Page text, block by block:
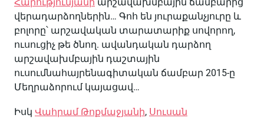
վերադարձողներին… Գոհ են յուրաքանչյուրը և
բոլորը՝ արշավական տարատարիք սովորող,
ուսուցիչ թե ծնող. ավանդական դարձող
արշավախմբային դաշտային
ուսումնահայրենագիտական ճամբար 2015-ը
Մեղրաձորում կայացավ…
Իսկ Վահրամ Թոքմաջյանի, Սուսան